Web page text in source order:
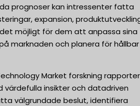
prognoser kan intressenter fatta
expansion,
möjligt för dem att anpassa sina
marknaden och planera för hållbar
Market forskning rapporter
insikter och datadriven
välgrundade beslut, identifiera